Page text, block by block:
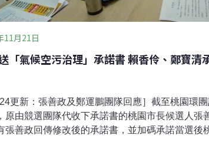
11月21日
「氣候空污治理」承諾書 賴香伶、鄭寶清
24更新：張善政及鄭運鵬團隊回應］截至桃園環
原由競選團隊代收下承諾書的桃園市長候選人張
張善政回傳修改後的承諾書，並加碼承諾當選後